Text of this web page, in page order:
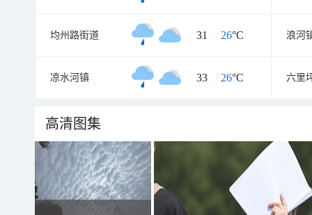
均州路街道 31 / 26°C 浪河
凉水河镇 33 / 26°C 六里
高清图集